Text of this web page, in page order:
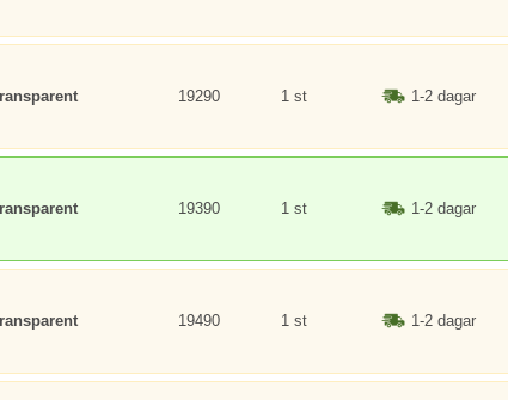
19290 1 st 1-2 dagar
19390 1 st 1-2 dagar
19490 1 st 1-2 dagar